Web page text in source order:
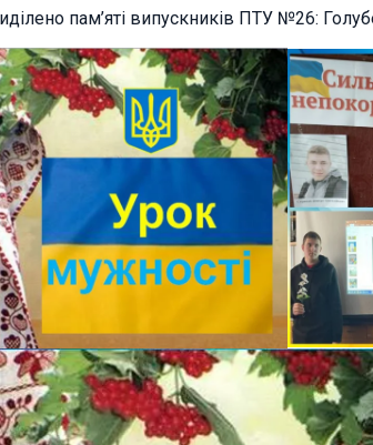
пам’яті випускників ПТУ №26: